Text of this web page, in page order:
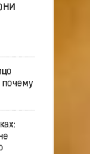
почему